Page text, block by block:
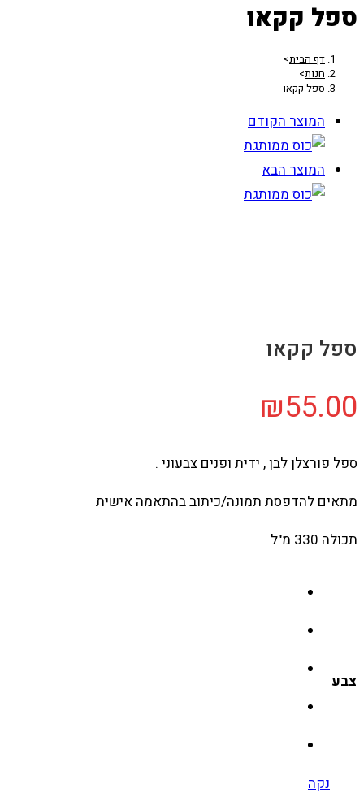
ספל קקאו
דף הבית>
חנות>
ספל קקאו
המוצר הקודם
המוצר הבא
ספל קקאו
₪55.00
ספל פורצלן לבן , ידית ופנים צבעוני .
מתאים להדפסת תמונה/כיתוב בהתאמה אישית
תכולה 330 מ"ל
צבע
נקה